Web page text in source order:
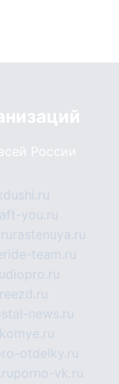
России
you.ru
rastenuya.ru
team.ru
news.ru
otdelky.ru
porno-vk.ru